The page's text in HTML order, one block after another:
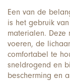
Een van de
is het gebruik
materialen. Deze
voeren, de
comfortabel te
sneldrogend en
bescherming en